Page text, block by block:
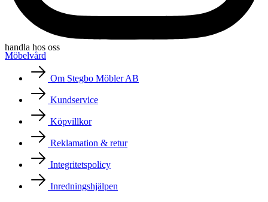
Möbelvård
handla hos oss
Om Stegbo Möbler AB
Kundservice
Köpvillkor
Reklamation & retur
Integritetspolicy
Inredningshjälpen